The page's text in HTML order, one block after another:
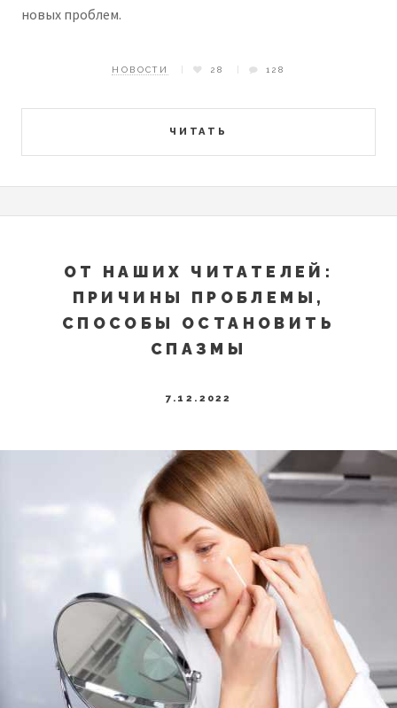
новых проблем.
ЧИТАТЬ
НОВОСТИ 28 128
ОТ НАШИХ ЧИТАТЕЛЕЙ:
ПРИЧИНЫ ПРОБЛЕМЫ,
СПОСОБЫ ОСТАНОВИТЬ
СПАЗМЫ
7.12.2022